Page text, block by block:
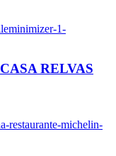
1-
RELVAS
restaurante-michelin-